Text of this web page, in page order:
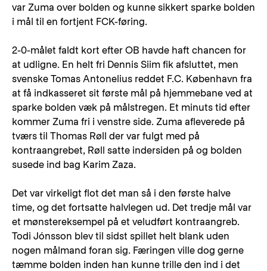
var Zuma over bolden og kunne sikkert sparke bolden
i mål til en fortjent FCK-føring.
2-0-målet faldt kort efter OB havde haft chancen for
at udligne. En helt fri Dennis Siim fik afsluttet, men
svenske Tomas Antonelius reddet F.C. København fra
at få indkasseret sit første mål på hjemmebane ved at
sparke bolden væk på målstregen. Et minuts tid efter
kommer Zuma fri i venstre side. Zuma afleverede på
tværs til Thomas Røll der var fulgt med på
kontraangrebet, Røll satte indersiden på og bolden
susede ind bag Karim Zaza.
Det var virkeligt flot det man så i den første halve
time, og det fortsatte halvlegen ud. Det tredje mål var
et mønstereksempel på et veludført kontraangreb.
Todi Jónsson blev til sidst spillet helt blank uden
nogen målmand foran sig. Færingen ville dog gerne
tæmme bolden inden han kunne trille den ind i det